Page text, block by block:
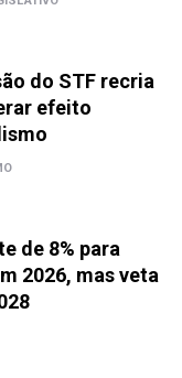
do STF recria
efeito
de 8% para
2026, mas veta